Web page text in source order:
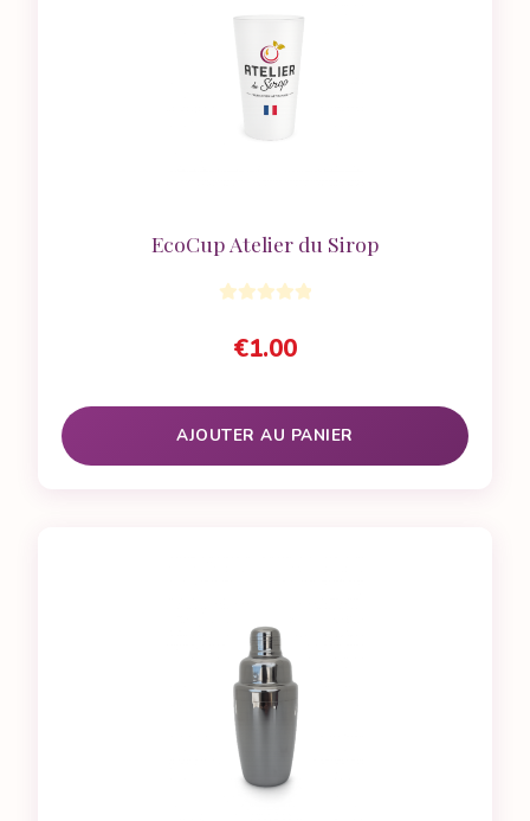
EcoCup Atelier du Sirop
€1.00
AJOUTER AU PANIER